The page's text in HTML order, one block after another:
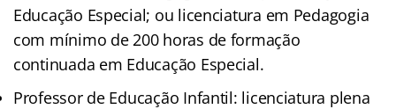
Educação Especial; ou licenciatura em Pedagogia
com mínimo de 200 horas de formação
continuada em Educação Especial.
Professor de Educação Infantil: licenciatura plena